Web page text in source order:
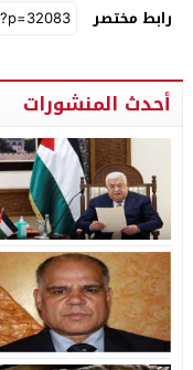
رابط مختصر
أحدث المنشورات